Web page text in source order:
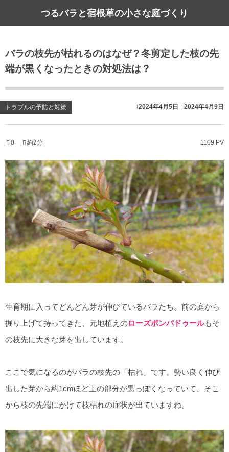
つるバラと宿根草の小さな庭づくり
バラの枝先が枯れるのはなぜ？冬剪定した枝の先
端が黒くなったときの対処法は？
トラブルの予防と対策 2024年4月5日 2024年4月9日
0 1109 PV
約2分
生育期に入ってどんどん芽が伸びているバラたち。前の庭から
掘り上げて持ってきた、元地植えのローズポンパドゥールもそ
の枝先に大きな芽を出しています。
ここで気になるのがバラの枝先の「枯れ」です。勢い良く伸び
出した芽から約1cmほど上の部分が黒っぽくなっていて、そこ
から枝の先端にかけて枝枯れの症状が出ていますね。